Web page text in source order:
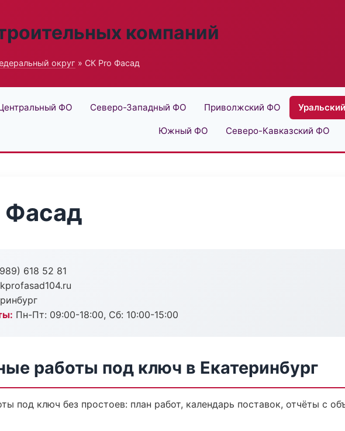
компаний
округ » СК Pro Фасад
ФО Северо-Западный ФО Приволжский ФО
Южный ФО Северо-Кавказский ФО
Фасад
618 52 81
Пн-Пт: 09:00-18:00, Сб: 10:00-15:00
работы под ключ в Екатеринбург
под ключ без простоев: план работ, календарь поставок, отчёты с